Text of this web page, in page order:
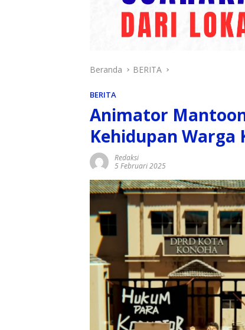
Beranda BERITA
BERITA
Animator
Kehidupan Warga
Redaksi
5 Februari 2025